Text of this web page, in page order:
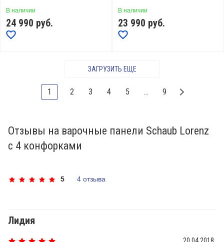
В наличии
24 990 руб.
В наличии
23 990 руб.
ЗАГРУЗИТЬ ЕЩЕ
1 2 3 4 5 ... 9
Отзывы на варочные панели Schaub Lorenz
с 4 конфорками
5 4 отзыва
Лидия